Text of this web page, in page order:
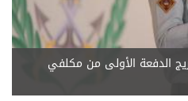
الدفعة الأولى من مكلفي